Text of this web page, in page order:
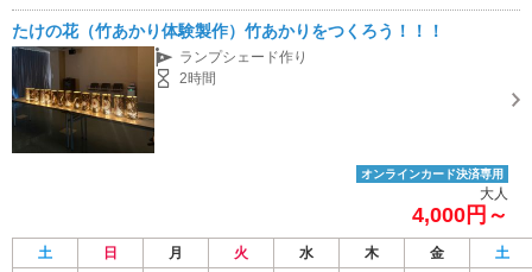
たけの花（竹あかり体験製作）竹あかりをつくろう！！！
ランプシェード作り
2時間
オンラインカード決済専用
大人
4,000円～
土 日 月 火 水 木 金
土